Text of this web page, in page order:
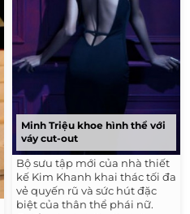
Minh Triệu khoe hình thể với
váy cut-out
Bộ sưu tập mới của nhà thiết
kế Kim Khanh khai thác tối đa
vẻ quyến rũ và sức hút đặc
biệt của thân thể phái nữ.